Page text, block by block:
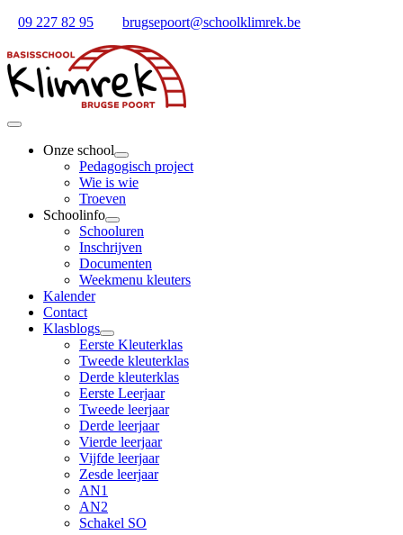
Ga
inhoud
09 227 82 95 brugsepoort@schoolklimrek.be
Toggle
NavigationOnze school
Pedagogisch project
Wie is wie
Troeven
Schoolinfo
Schooluren
Inschrijven
Documenten
Weekmenu kleuters
Kalender
Contact
Klasblogs
Eerste Kleuterklas
Tweede kleuterklas
Derde kleuterklas
Eerste Leerjaar
Tweede leerjaar
Derde leerjaar
Vierde leerjaar
Vijfde leerjaar
Zesde leerjaar
AN1
AN2
Schakel SO